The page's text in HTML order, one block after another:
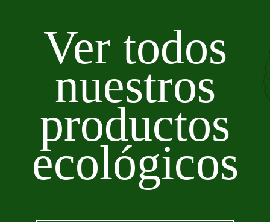
Ver todos
nuestros
productos
ecológicos